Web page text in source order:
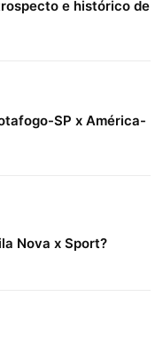
e histórico de
SP x América-
Nova x Sport?